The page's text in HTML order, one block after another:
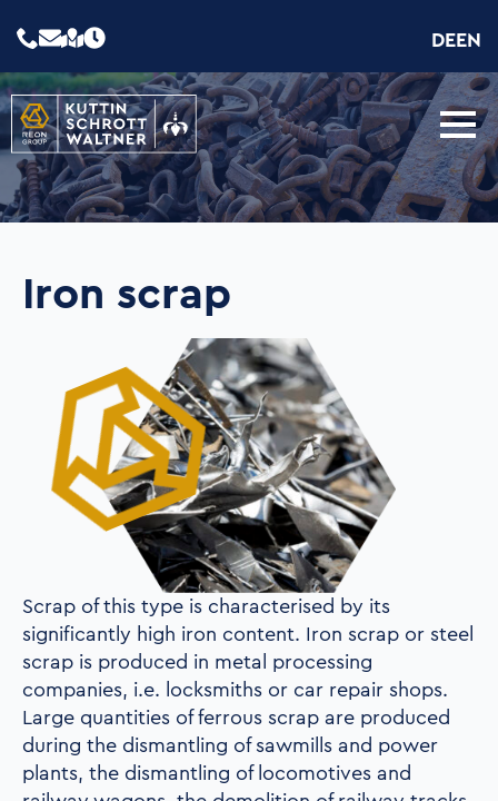
DEEN
Iron scrap
Scrap of this type is characterised by its
significantly high iron content. Iron scrap or steel
scrap is produced in metal processing
companies, i.e. locksmiths or car repair shops.
Large quantities of ferrous scrap are produced
during the dismantling of sawmills and power
plants, the dismantling of locomotives and